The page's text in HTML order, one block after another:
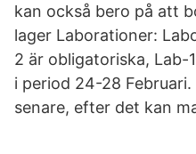
kan också bero på att
lager Laborationer:
2 är obligatoriska, Lab-
i period 24-28
senare, efter det kan